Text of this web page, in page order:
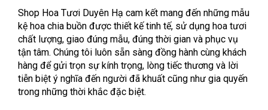
Shop Hoa Tươi Duyên Hạ cam kết mang đến những mẫu
kệ hoa chia buồn được thiết kế tinh tế, sử dụng hoa tươi
chất lượng, giao đúng mẫu, đúng thời gian và phục vụ
tận tâm. Chúng tôi luôn sẵn sàng đồng hành cùng khách
hàng để gửi trọn sự kính trọng, lòng tiếc thương và lời
tiễn biệt ý nghĩa đến người đã khuất cũng như gia quyến
trong những thời khắc đặc biệt.